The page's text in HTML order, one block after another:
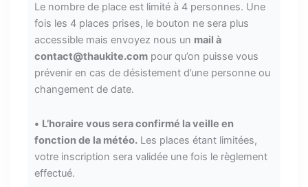
Le nombre de place est limité à 4 personnes. Une
fois les 4 places prises, le bouton ne sera plus
accessible mais envoyez nous un mail à
contact@thaukite.com pour qu’on puisse vous
prévenir en cas de désistement d’une personne ou
changement de date.
• L’horaire vous sera confirmé la veille en
fonction de la météo. Les places étant limitées,
votre inscription sera validée une fois le règlement
effectué.